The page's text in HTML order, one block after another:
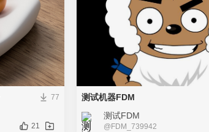
77
21
测试机器FDM
测试FDM
@FDM_739942